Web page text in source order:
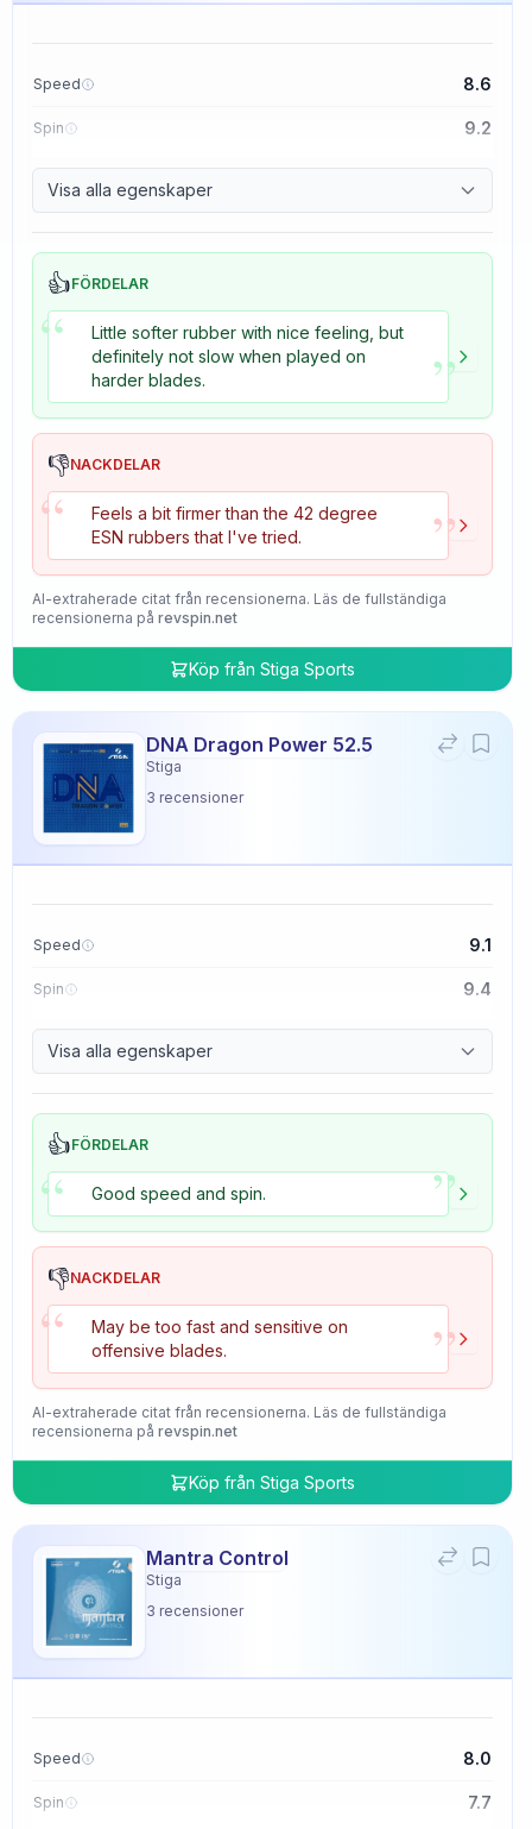
Speed 8.6
Spin 9.2
Control 9.4
Tackiness 2.0
Visa alla egenskaper
👍FÖRDELAR
“
Little softer rubber with nice feeling, but
definitely not slow when played on
harder blades.
”
👎NACKDELAR
“
Feels a bit firmer than the 42 degree
ESN rubbers that I've tried.
”
AI-extraherade citat från recensionerna. Läs de fullständiga
recensionerna på revspin.net
Köp från Stiga Sports
DNA Dragon Power 52.5
Stiga
3 recensioner
Speed 9.1
Spin 9.4
Control 8.5
Tackiness 5.0
Visa alla egenskaper
👍FÖRDELAR
“ Good speed and spin. ”
👎NACKDELAR
“
May be too fast and sensitive on
offensive blades.
”
AI-extraherade citat från recensionerna. Läs de fullständiga
recensionerna på revspin.net
Köp från Stiga Sports
Mantra Control
Stiga
3 recensioner
Speed 8.0
Spin 7.7